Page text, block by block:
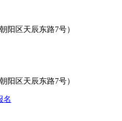
阳区天辰东路7号）
阳区天辰东路7号）
名